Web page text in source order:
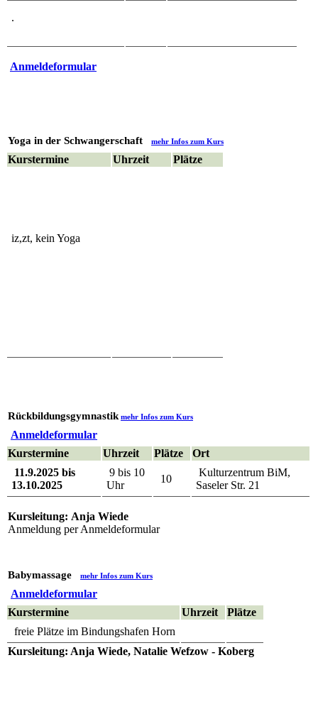
.
Anmeldeformular
Yoga in der Schwangerschaft mehr Infos zum Kurs
Kurstermine Uhrzeit Plätze
iz,zt, kein Yoga
Rückbildungsgymnastik mehr Infos zum Kurs
Anmeldeformular
Kurstermine
Uhrzeit Plätze
Ort
11.9.2025 bis
13.10.2025
9 bis 10
Uhr
10
Kulturzentrum BiM,
Saseler Str. 21
Kursleitung: Anja Wiede
Anmeldung per Anmeldeformular
Babymassage mehr Infos zum Kurs
Anmeldeformular
Kurstermine
Uhrzeit
Plätze
freie Plätze im Bindungshafen Horn
Kursleitung: Anja Wiede, Natalie Wefzow - Koberg